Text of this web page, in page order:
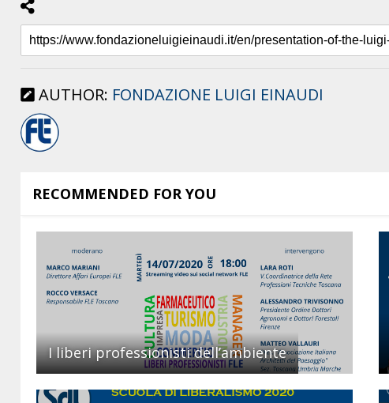
AUTHOR: FONDAZIONE LUIGI EINAUDI
RECOMMENDED FOR YOU
I liberi professionisti dell’ambiente